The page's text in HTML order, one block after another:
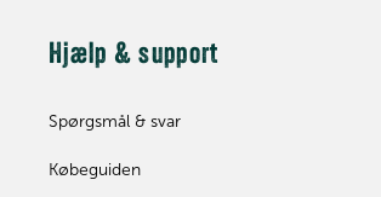
Hjælp & support
Spørgsmål & svar
Købeguiden